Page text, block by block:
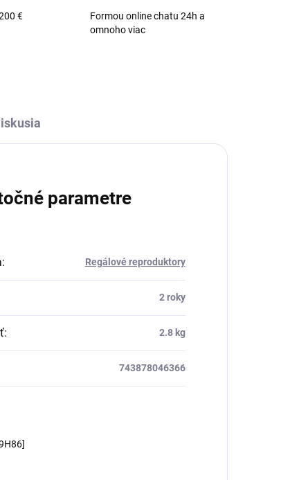
€
Formou online chatu 24h a
omnoho viac
parametre
: Regálové reproduktory
2 roky
: 2.8 kg
743878046366